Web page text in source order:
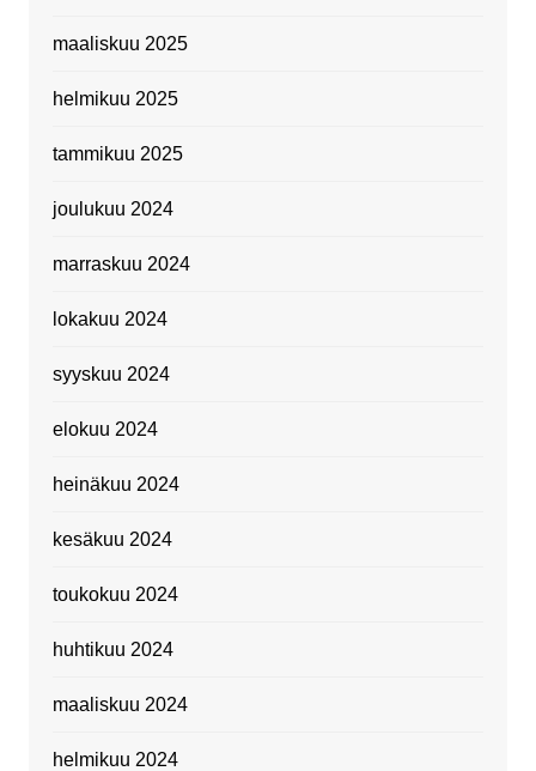
maaliskuu 2025
helmikuu 2025
tammikuu 2025
joulukuu 2024
marraskuu 2024
lokakuu 2024
syyskuu 2024
elokuu 2024
heinäkuu 2024
kesäkuu 2024
toukokuu 2024
huhtikuu 2024
maaliskuu 2024
helmikuu 2024